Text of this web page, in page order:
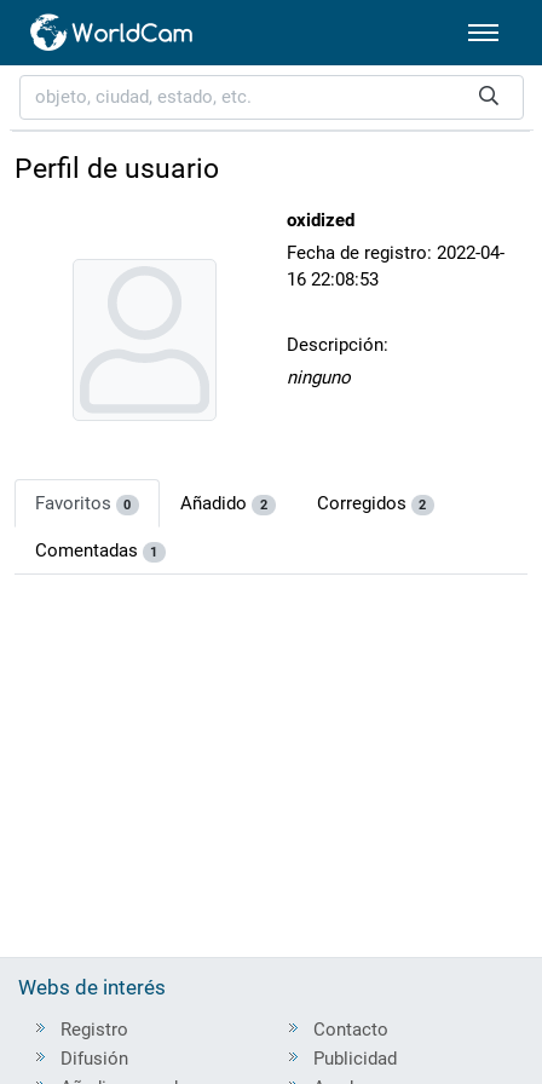
Perfil de usuario
oxidized
Fecha de registro: 2022-04-
16 22:08:53
Descripción:
ninguno
Favoritos 0 Añadido 2 Corregidos 2
Comentadas 1
Webs de interés
Registro
Difusión
Contacto
Publicidad